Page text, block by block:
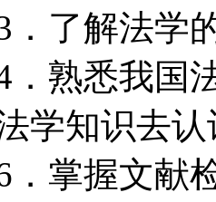
解法学的
熟悉我国
学知识去
握文献检